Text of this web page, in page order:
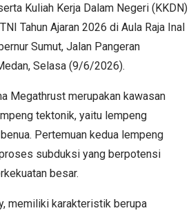
Kuliah Kerja Dalam Negeri (KKDN)
Tahun Ajaran 2026 di Aula Raja Inal
Sumut, Jalan Pangeran
Selasa (9/6/2026).
Megathrust merupakan kawasan
tektonik, yaitu lempeng
Pertemuan kedua lempeng
subduksi yang berpotensi
besar.
memiliki karakteristik berupa